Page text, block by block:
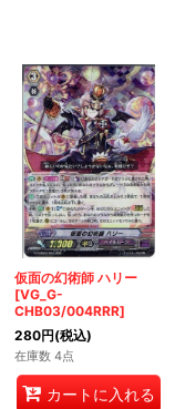
仮面の幻術師 ハリー
[VG_G-
CHB03/004RRR]
280円(税込)
在庫数 4点
カートに入れる